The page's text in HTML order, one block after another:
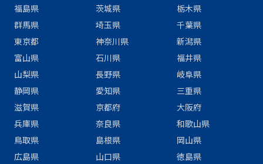
福島県
茨城県
栃木県
群馬県
埼玉県
千葉県
東京都
神奈川県
新潟県
富山県
石川県
福井県
山梨県
長野県
岐阜県
静岡県
愛知県
三重県
滋賀県
京都府
大阪府
兵庫県
奈良県
和歌山県
鳥取県
島根県
岡山県
広島県
山口県
徳島県